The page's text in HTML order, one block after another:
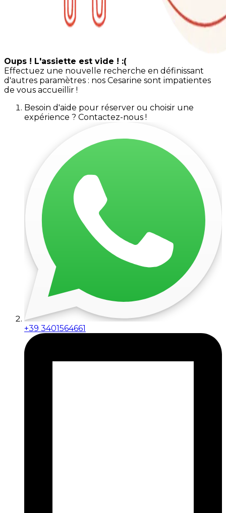
Oups ! L'assiette est vide ! :(
Effectuez une nouvelle recherche en définissant
d'autres paramètres : nos Cesarine sont impatientes
de vous accueillir !
Besoin d'aide pour réserver ou choisir une
expérience ? Contactez-nous !
+39 3401564661